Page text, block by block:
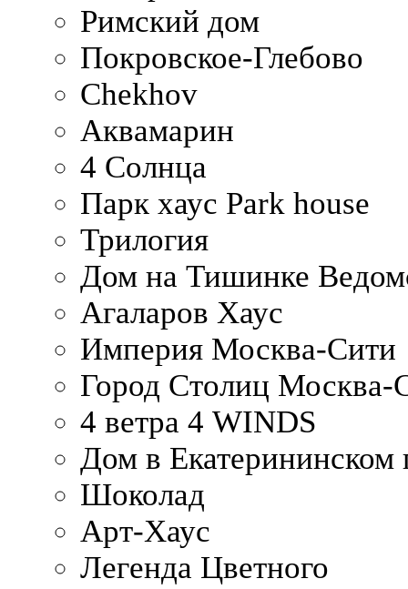
Римский дом
Покровское-Глебово
Chekhov
Аквамарин
4 Солнца
Парк хаус Park house
Трилогия
Дом на Тишинке
Агаларов Хаус
Империя Москва-Сити
Город Столиц Москва-
4 ветра 4 WINDS
Дом в Екатерининском
Шоколад
Арт-Хаус
Легенда Цветного